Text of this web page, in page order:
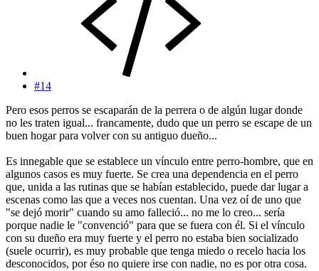
#14
Pero esos perros se escaparán de la perrera o de algún lugar donde
no les traten igual... francamente, dudo que un perro se escape de un
buen hogar para volver con su antiguo dueño...
Es innegable que se establece un vínculo entre perro-hombre, que en
algunos casos es muy fuerte. Se crea una dependencia en el perro
que, unida a las rutinas que se habían establecido, puede dar lugar a
escenas como las que a veces nos cuentan. Una vez oí de uno que
"se dejó morir" cuando su amo falleció... no me lo creo... sería
porque nadie le "convenció" para que se fuera con él. Si el vínculo
con su dueño era muy fuerte y el perro no estaba bien socializado
(suele ocurrir), es muy probable que tenga miedo o recelo hacia los
desconocidos, por éso no quiere irse con nadie, no es por otra cosa.